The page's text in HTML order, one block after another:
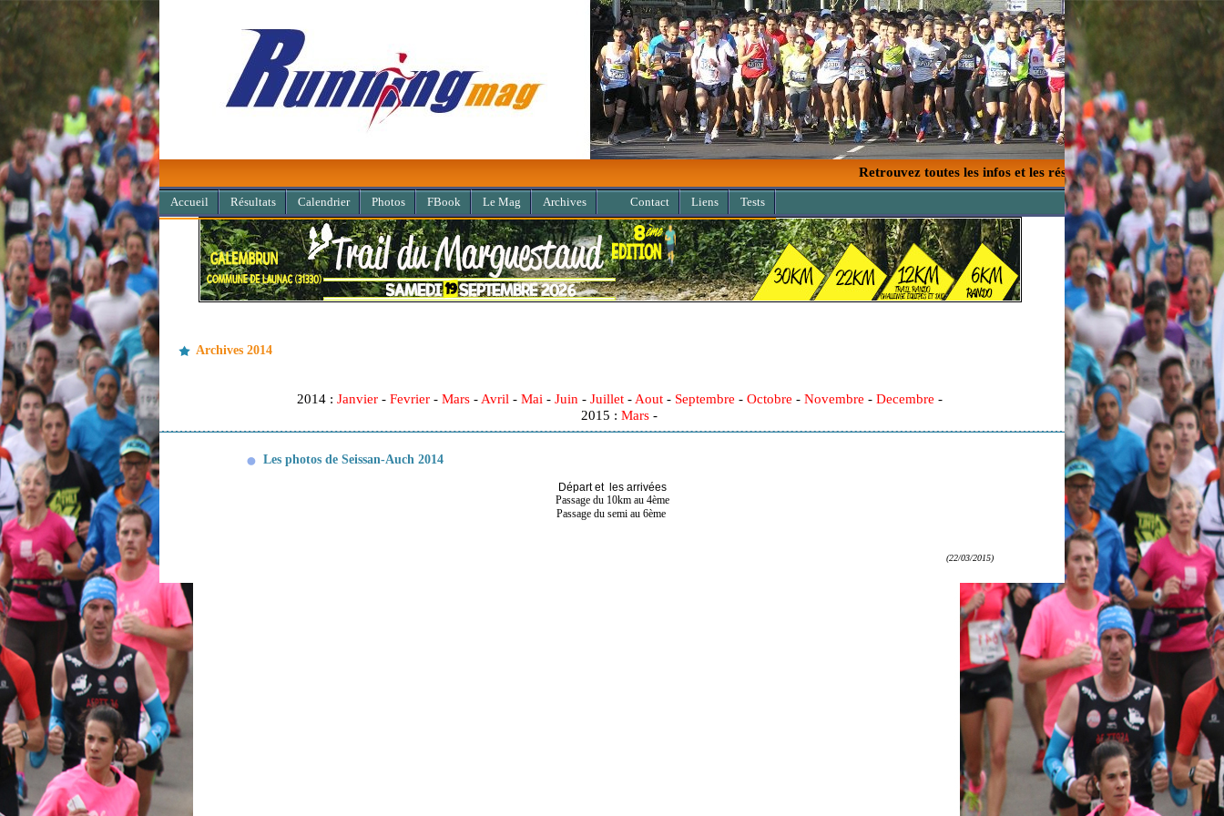
Retrouvez toutes les infos et les résultats des courses de votre
Accueil Résultats Calendrier Photos FBook Le Mag Archives Contact Liens Tests
Archives 2014
2014 : Janvier- Fevrier- Mars- Avril - Mai - Juin - Juillet- Aout- Septembre - Octobre - Novembre - Decembre -
2015 : Mars -
Les photos de Seissan-Auch 2014
Départ et les arrivées
Passage du 10km au 4ème
Passage du semi au 6ème
(22/03/2015)